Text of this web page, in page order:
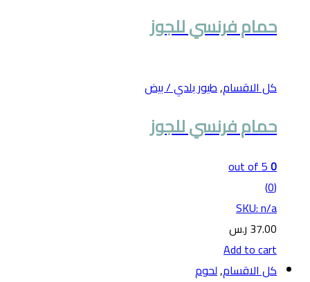
حمام فرنسي للجوز
كل الاقسام,طيور بلدي / بيض
حمام فرنسي للجوز
0
out of 5
(0)
SKU: n/a
37.00 ر.س
Add to cart
كل الاقسام,لحوم